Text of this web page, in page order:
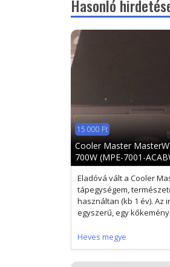
Hasonló
15 000 Ft
Cooler Master
700W (MPE-7001-
Eladóvá vált a Cooler
tápegységem,
használtan (kb 1 év). Az
egyszerű, egy
Heves megye